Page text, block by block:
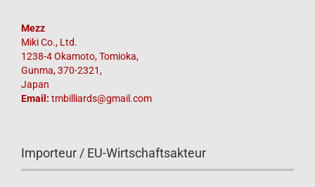
Mezz
Miki Co., Ltd.
1238-4 Okamoto, Tomioka,
Gunma, 370-2321,
Japan
Email: tmbilliards@gmail.com
Importeur / EU-Wirtschaftsakteur